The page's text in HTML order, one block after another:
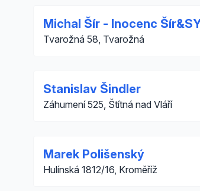
Michal Šír - Inocenc
Tvarožná 58, Tvarožná
Stanislav Šindler
Záhumení 525, Štítná nad Vláří
Marek Polišenský
Hulínská 1812/16, Kroměříž